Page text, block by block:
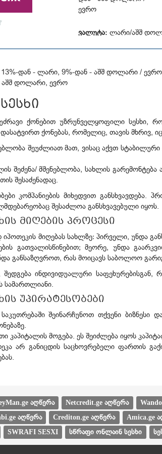
სხვა საკომისიო:
5
ევრო
ვალუტა: ლარი/აშშ
13%-დან - ლარი, 9%-დან - აშშ დოლარი /
დოლარი, ევრო
ქონებით უზრუნველყოფილი სესხი,
ქონებას, რომელიც, თავის მხრივ,
შეუძლიათ მათ, ვისაც აქვთ
შეძენა/ მშენებლობა, სახლის გარემონტება
შესაძენადაც.
კომპანიების მიხედვით
შესაძლოა განსხვავებული იყოს.
მიღების პროცესი
მიღებას სახლზე: პირველი, უნდა
გათვალისწინებით; მეორე, უნდა
განსაზღვროთ, რას მოიცავს საბოლოო
შედგება ინდივიდუალური
სამართლიანი.
უპირატესობები
შეინარჩუნოთ თქვენი ბიზნესი
კაპიტალის მოგება. ეს შეიძლება იყოს
არ განიცდის საცხოვრებელი ფართის
აღწერა Netcredit.ge აღწერა
აღწერა Crediton.ge აღწერა Amica.ge
SWRAFI SESXI სწრაფი ონლაინ სესხი